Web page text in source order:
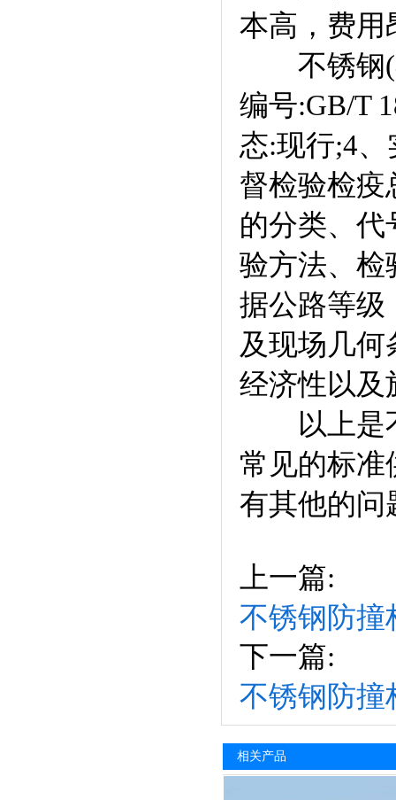
本高，费用
不锈钢(不
编号:GB/T
态:现行;4
督检验检疫
的分类、
验方法、检
据公路等级
及现场几
经济性以及
以上是不
常见的标准
有其他的问
上一篇:
不锈钢防撞
下一篇:
不锈钢防撞
相关产品